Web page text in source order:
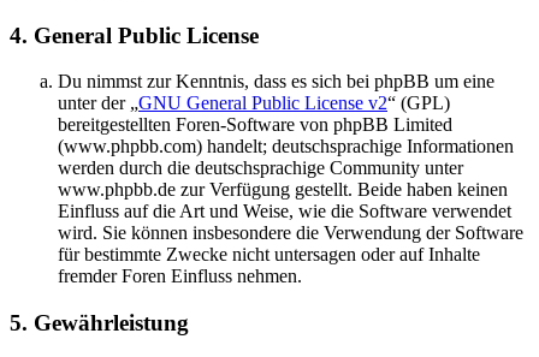
4. General Public License
Du nimmst zur Kenntnis, dass es sich bei phpBB um eine
unter der „GNU General Public License v2“ (GPL)
bereitgestellten Foren-Software von phpBB Limited
(www.phpbb.com) handelt; deutschsprachige Informationen
werden durch die deutschsprachige Community unter
www.phpbb.de zur Verfügung gestellt. Beide haben keinen
Einfluss auf die Art und Weise, wie die Software verwendet
wird. Sie können insbesondere die Verwendung der Software
für bestimmte Zwecke nicht untersagen oder auf Inhalte
fremder Foren Einfluss nehmen.
5. Gewährleistung